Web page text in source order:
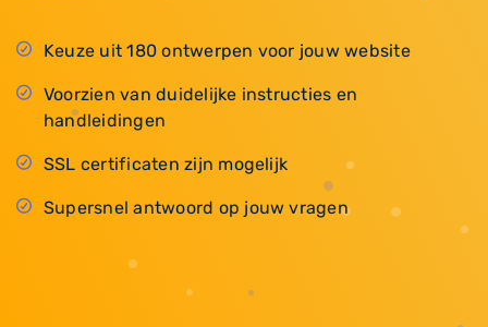
Keuze uit 180 ontwerpen voor jouw website
Voorzien van duidelijke instructies en
handleidingen
SSL certificaten zijn mogelijk
Supersnel antwoord op jouw vragen